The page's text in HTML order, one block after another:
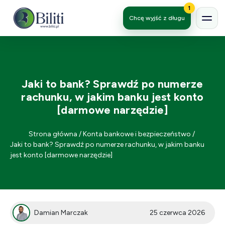
Chcę wyjść z długu
1
Jaki to bank? Sprawdź po numerze
rachunku, w jakim banku jest konto
[darmowe narzędzie]
Strona główna /Konta bankowe i bezpieczeństwo /
Jaki to bank? Sprawdź po numerze rachunku, w jakim banku
jest konto [darmowe narzędzie]
Damian Marczak 25 czerwca 2026